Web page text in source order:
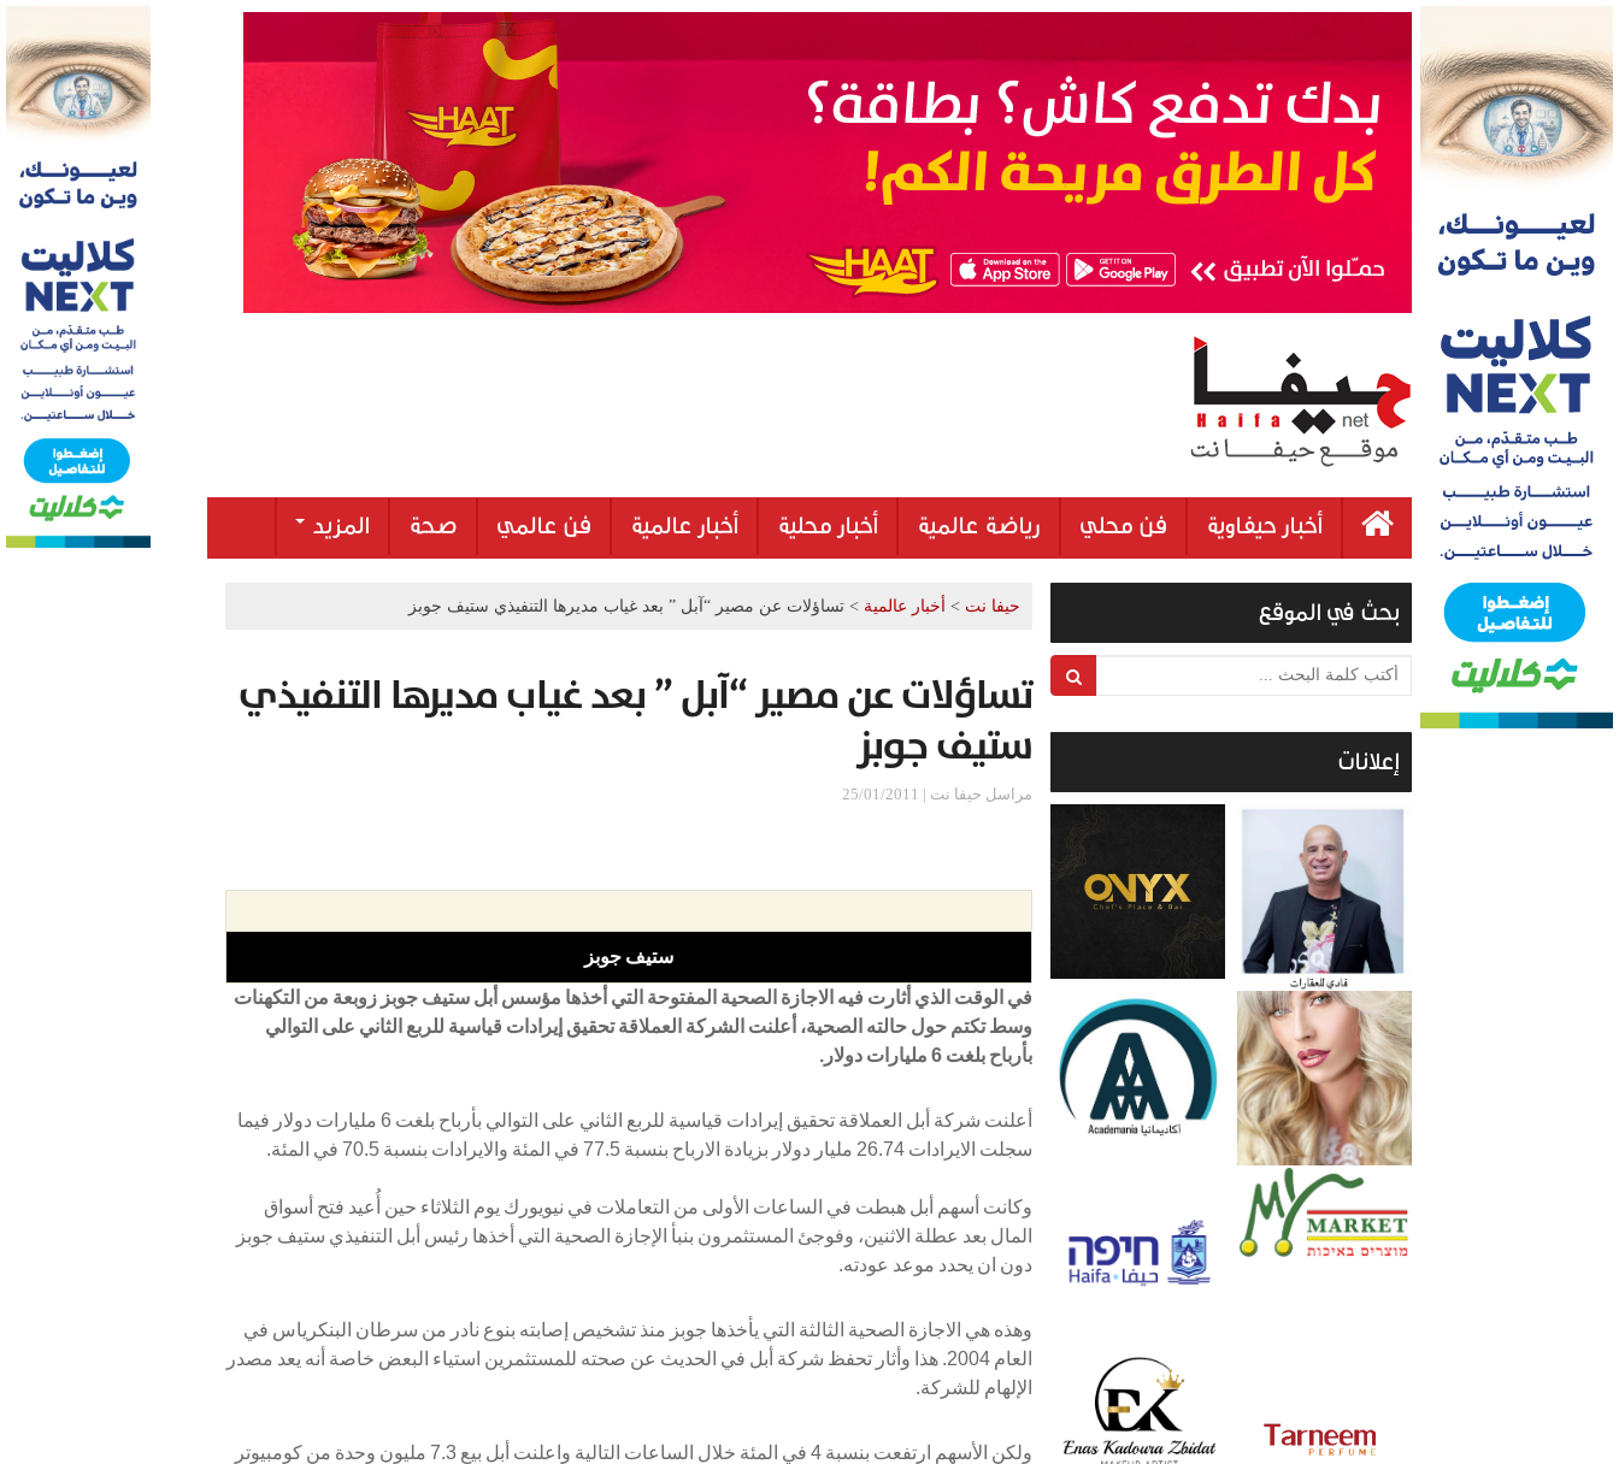
أخبار حيفاوية فن محلي رياضة عالمية أخبار محلية أخبار عالمية فن عالمي صحة المزيد
حيفا نت > أخبار عالمية > تساؤلات عن مصير “آبل ” بعد غياب مديرها التنفيذي ستيف جوبز
تساؤلات عن مصير “آبل ” بعد غياب مديرها التنفيذي
ستيف جوبز
مراسل حيفا نت | 25/01/2011
ستيف جوبز
في الوقت الذي أثارت فيه الاجازة الصحية المفتوحة التي أخذها مؤسس أبل ستيف جوبز زوبعة من التكهنات
وسط تكتم حول حالته الصحية، أعلنت الشركة العملاقة تحقيق إيرادات قياسية للربع الثاني على التوالي
بأرباح بلغت 6 مليارات دولار.
أعلنت شركة أبل العملاقة تحقيق إيرادات قياسية للربع الثاني على التوالي بأرباح بلغت 6 مليارات دولار فيما
سجلت الايرادات 26.74 مليار دولار بزيادة الارباح بنسبة 77.5 في المئة والايرادات بنسبة 70.5 في المئة.
وكانت أسهم أبل هبطت في الساعات الأولى من التعاملات في نيويورك يوم الثلاثاء حين أُعيد فتح أسواق
المال بعد عطلة الاثنين، وفوجئ المستثمرون بنبأ الإجازة الصحية التي أخذها رئيس أبل التنفيذي ستيف جوبز
دون ان يحدد موعد عودته.
وهذه هي الاجازة الصحية الثالثة التي يأخذها جوبز منذ تشخيص إصابته بنوع نادر من سرطان البنكرياس في
العام 2004. هذا وأثار تحفظ شركة أبل في الحديث عن صحته للمستثمرين استياء البعض خاصة أنه يعد مصدر
الإلهام للشركة.
ولكن الأسهم ارتفعت بنسبة 4 في المئة خلال الساعات التالية واعلنت أبل بيع 7.3 مليون وحدة من كومبيوتر
بحث في الموقع
أكتب كلمة البحث ...
إعلانات